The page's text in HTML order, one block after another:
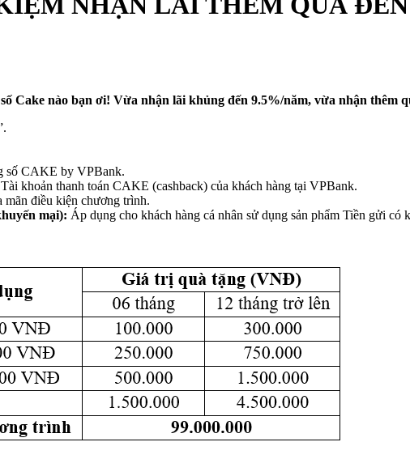
nào bạn ơi! Vừa nhận lãi khủng đến 9.5%/năm, vừa nhận thêm
số CAKE by VPBank.
khoản thanh toán CAKE (cashback) của khách hàng tại VPBank.
mãn điều kiện chương trình.
mại): Áp dụng cho khách hàng cá nhân sử dụng sản phẩm Tiền gửi